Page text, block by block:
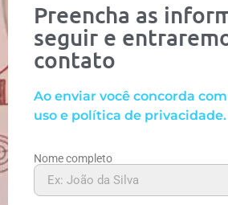
Preencha as
seguir e
contato
Ao enviar você concorda
uso e política de privacidade.
Nome completo